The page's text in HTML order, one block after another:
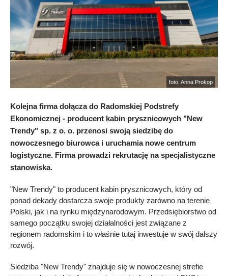
foto: Anna Prokop
Kolejna firma dołącza do Radomskiej Podstrefy
Ekonomicznej - producent kabin prysznicowych "New
Trendy" sp. z o. o. przenosi swoją siedzibę do
nowoczesnego biurowca i uruchamia nowe centrum
logistyczne. Firma prowadzi rekrutację na specjalistyczne
stanowiska.
"New Trendy" to producent kabin prysznicowych, który od
ponad dekady dostarcza swoje produkty zarówno na terenie
Polski, jak i na rynku międzynarodowym. Przedsiębiorstwo od
samego początku swojej działalności jest związane z
regionem radomskim i to właśnie tutaj inwestuje w swój dalszy
rozwój.
Siedziba "New Trendy" znajduje się w nowoczesnej strefie